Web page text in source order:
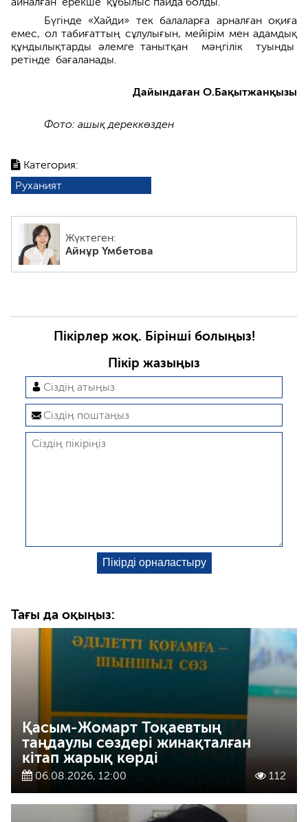
Категория:
Руханият
Жүктеген:
Айнұр Үмбетова
Бүгінде «Хайди» тек балаларға арналған оқиға
емес, ол табиғаттың сұлулығын, мейірім мен адамдық
құндылықтарды әлемге танытқан мәңгілік туынды
ретінде бағаланады.
Дайындаған О.Бақытжанқызы
Фото: ашық дереккөзден
Пікірлер жоқ. Бірінші болыңыз!
Пікір жазыңыз
Тағы да оқыңыз:
Қасым-Жомарт Тоқаевтың
таңдаулы сөздері жинақталған
кітап жарық көрді
06.08.2026, 12:00 112